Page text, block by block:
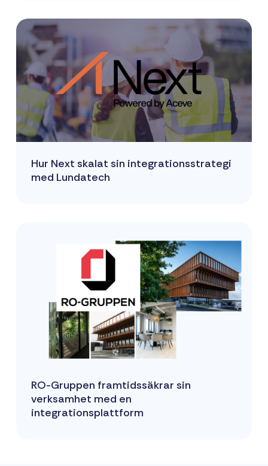
Hur Next skalat sin integrationsstrategi
med Lundatech
RO-Gruppen framtidssäkrar sin
verksamhet med en
integrationsplattform